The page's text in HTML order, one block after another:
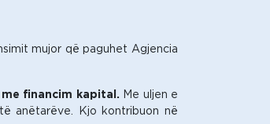
mujor që paguhet Agjencia
financim kapital. Me uljen e
anëtarëve. Kjo kontribuon në